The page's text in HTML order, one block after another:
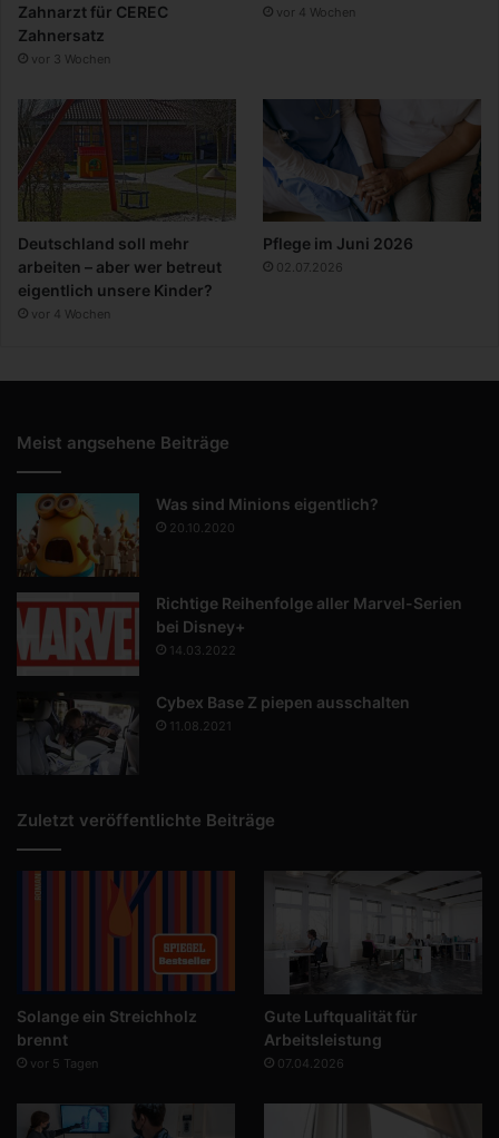
Zahnarzt für CEREC
Zahnersatz
vor 3 Wochen
vor 4 Wochen
Deutschland soll mehr
arbeiten – aber wer betreut
eigentlich unsere Kinder?
vor 4 Wochen
Pflege im Juni 2026
02.07.2026
Meist angsehene Beiträge
Was sind Minions eigentlich?
20.10.2020
Richtige Reihenfolge aller Marvel-Serien
bei Disney+
14.03.2022
Cybex Base Z piepen ausschalten
11.08.2021
Zuletzt veröffentlichte Beiträge
Solange ein Streichholz
brennt
vor 5 Tagen
Gute Luftqualität für
Arbeitsleistung
07.04.2026